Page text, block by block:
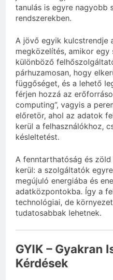
tanulás is egyre nagyobb
rendszerekben.
A jövő egyik kulcstrendje
megközelítés, amikor
különböző
párhuzamosan, hogy
függőséget, és a lehető
férjen hozzá az
computing”, vagyis a
előretör, ahol az adatok
kerül a felhasználókhoz,
késleltetést.
A fenntarthatóság és
kerül: a szolgáltatók
megújuló energiába és
adatközpontokba. Így a
technológiai, de
tudatosabbak lehetnek.
GYIK – Gyakran
Kérdések